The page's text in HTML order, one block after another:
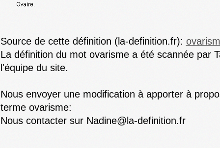
Source de cette définition (la-definition.fr):
La définition du mot ovarisme a été scannée par
l'équipe du site.
Nous envoyer une modification à apporter à
terme ovarisme:
Nous contacter sur Nadine@la-definition.fr